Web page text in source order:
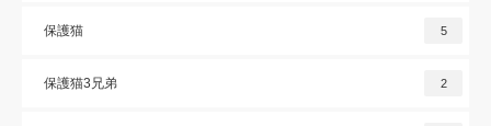
保護猫 5
保護猫3兄弟 2